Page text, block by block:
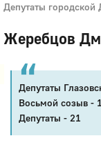
Город
Глазов
Депутаты городской
Жеребцов
Депутаты
Восьмой созыв -
Депутаты - 21